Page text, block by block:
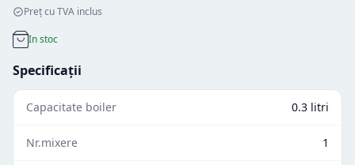
Preț cu TVA inclus
In stoc
Specificații
Capacitate boiler 0.3 litri
Nr.mixere 1